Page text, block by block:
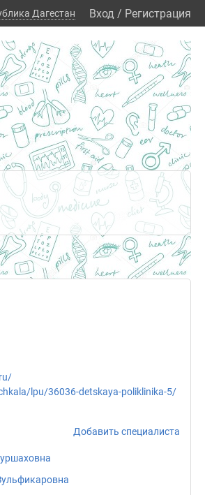
Дагестан Вход / Регистрация
lpu/36036-detskaya-poliklinika-5/
Добавить специалиста